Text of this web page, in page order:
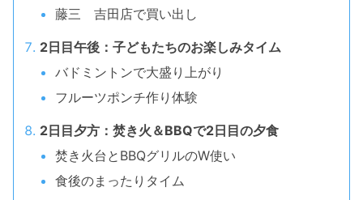
藤三 吉田店で買い出し
2日目午後：子どもたちのお楽しみタイム
バドミントンで大盛り上がり
フルーツポンチ作り体験
2日目夕方：焚き火＆BBQで2日目の夕食
焚き火台とBBQグリルのW使い
食後のまったりタイム